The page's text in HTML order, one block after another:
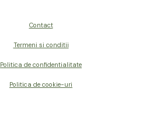
Contact
Termeni si conditii
Politica de confidentialitate
Politica de cookie-uri